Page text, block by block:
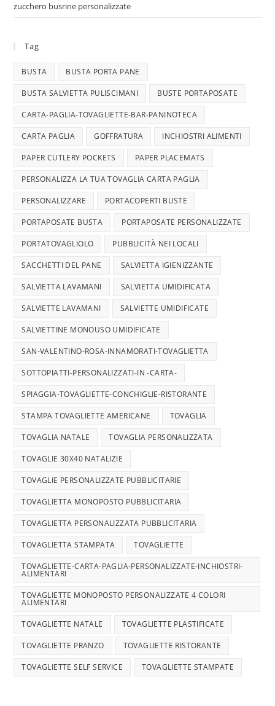
zucchero busrine personalizzate
Tag
BUSTA BUSTA PORTA PANE
BUSTA SALVIETTA PULISCIMANI BUSTE PORTAPOSATE
CARTA-PAGLIA-TOVAGLIETTE-BAR-PANINOTECA
CARTA PAGLIA GOFFRATURA INCHIOSTRI ALIMENTI
PAPER CUTLERY POCKETS PAPER PLACEMATS
PERSONALIZZA LA TUA TOVAGLIA CARTA PAGLIA
PERSONALIZZARE PORTACOPERTI BUSTE
PORTAPOSATE BUSTA PORTAPOSATE PERSONALIZZATE
PORTATOVAGLIOLO PUBBLICITÀ NEI LOCALI
SACCHETTI DEL PANE SALVIETTA IGIENIZZANTE
SALVIETTA LAVAMANI SALVIETTA UMIDIFICATA
SALVIETTE LAVAMANI SALVIETTE UMIDIFICATE
SALVIETTINE MONOUSO UMIDIFICATE
SAN-VALENTINO-ROSA-INNAMORATI-TOVAGLIETTA
SOTTOPIATTI-PERSONALIZZATI-IN -CARTA-
SPIAGGIA-TOVAGLIETTE-CONCHIGLIE-RISTORANTE
STAMPA TOVAGLIETTE AMERICANE TOVAGLIA
TOVAGLIA NATALE TOVAGLIA PERSONALIZZATA
TOVAGLIE 30X40 NATALIZIE
TOVAGLIE PERSONALIZZATE PUBBLICITARIE
TOVAGLIETTA MONOPOSTO PUBBLICITARIA
TOVAGLIETTA PERSONALIZZATA PUBBLICITARIA
TOVAGLIETTA STAMPATA TOVAGLIETTE
TOVAGLIETTE-CARTA-PAGLIA-PERSONALIZZATE-INCHIOSTRI-
ALIMENTARI
TOVAGLIETTE MONOPOSTO PERSONALIZZATE 4 COLORI
ALIMENTARI
TOVAGLIETTE NATALE TOVAGLIETTE PLASTIFICATE
TOVAGLIETTE PRANZO TOVAGLIETTE RISTORANTE
TOVAGLIETTE SELF SERVICE TOVAGLIETTE STAMPATE